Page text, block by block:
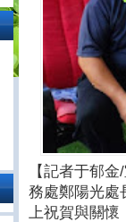
【記者于郁
務處鄭陽光處
上祝賀與關